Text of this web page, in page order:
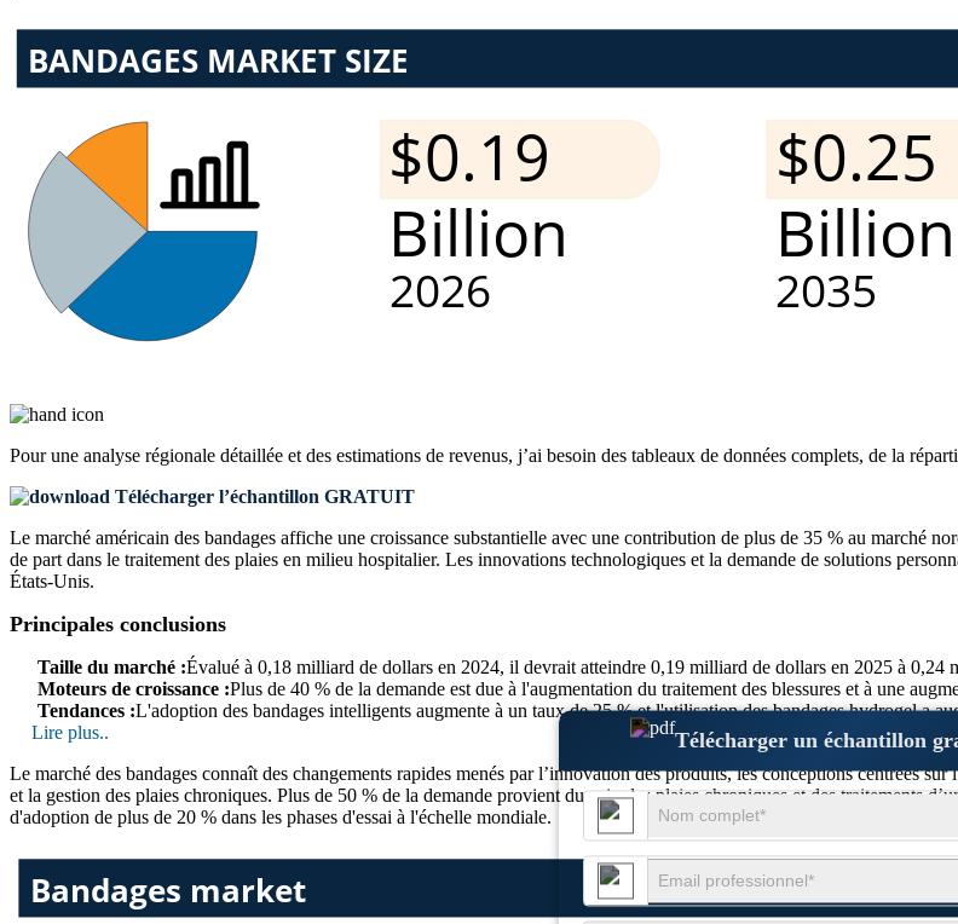
Télécharger un échantillon
Pour une analyse régionale détaillée et des estimations de revenus, j’ai besoin des tableaux de données complets, de la
Télécharger l’échantillon GRATUIT
Le marché américain des bandages affiche une croissance substantielle avec une contribution de plus de 35 % au marché
de part dans le traitement des plaies en milieu hospitalier. Les innovations technologiques et la demande de solutions
États-Unis.
Principales conclusions
Taille du marché :Évalué à 0,18 milliard de dollars en 2024, il devrait atteindre 0,19 milliard de dollars en 2025 à
Moteurs de croissance :Plus de 40 % de la demande est due à l'augmentation du traitement des blessures et à une
Tendances :L'adoption des bandages intelligents augmente à un taux de 25 % et l'utilisation des bandages hydrogel a
Lire plus..
Le marché des bandages connaît des changements rapides menés par l’innovation des produits, les conceptions centrées
et la gestion des plaies chroniques. Plus de 50 % de la demande provient du soin des plaies chroniques et des traitements
d'adoption de plus de 20 % dans les phases d'essai à l'échelle mondiale.